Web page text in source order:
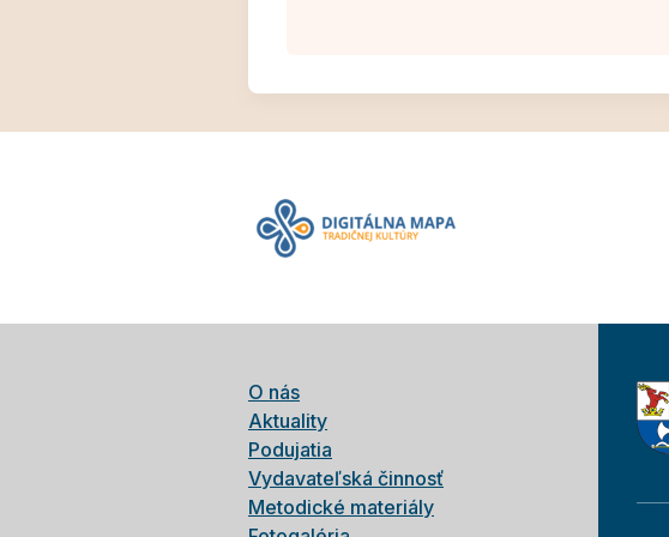
O nás
Aktuality
Podujatia
Vydavateľská činnosť
Metodické materiály